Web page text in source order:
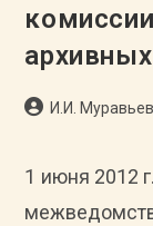
Автор
И.И.
1 июня 2012